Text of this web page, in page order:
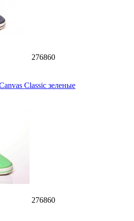
276860
Classic зеленые
276860